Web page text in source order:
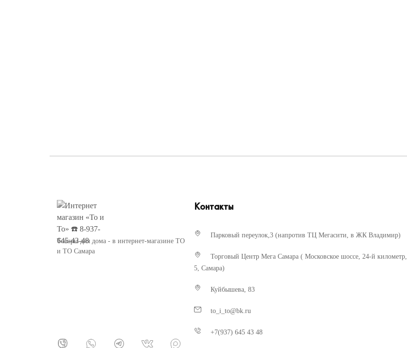
Товары для дома - в интернет-магазине ТО
и ТО Самара
Контакты
Парковый переулок,3 (напротив ТЦ Мегасити, в ЖК Владимир)
Торговый Центр Мега Самара ( Московское шоссе, 24-й километр,
5, Самара)
Куйбышева, 83
to_i_to@bk.ru
+7(937) 645 43 48